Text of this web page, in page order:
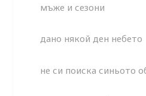
мъже и сезони
дано някой ден небето
не си поиска синьото